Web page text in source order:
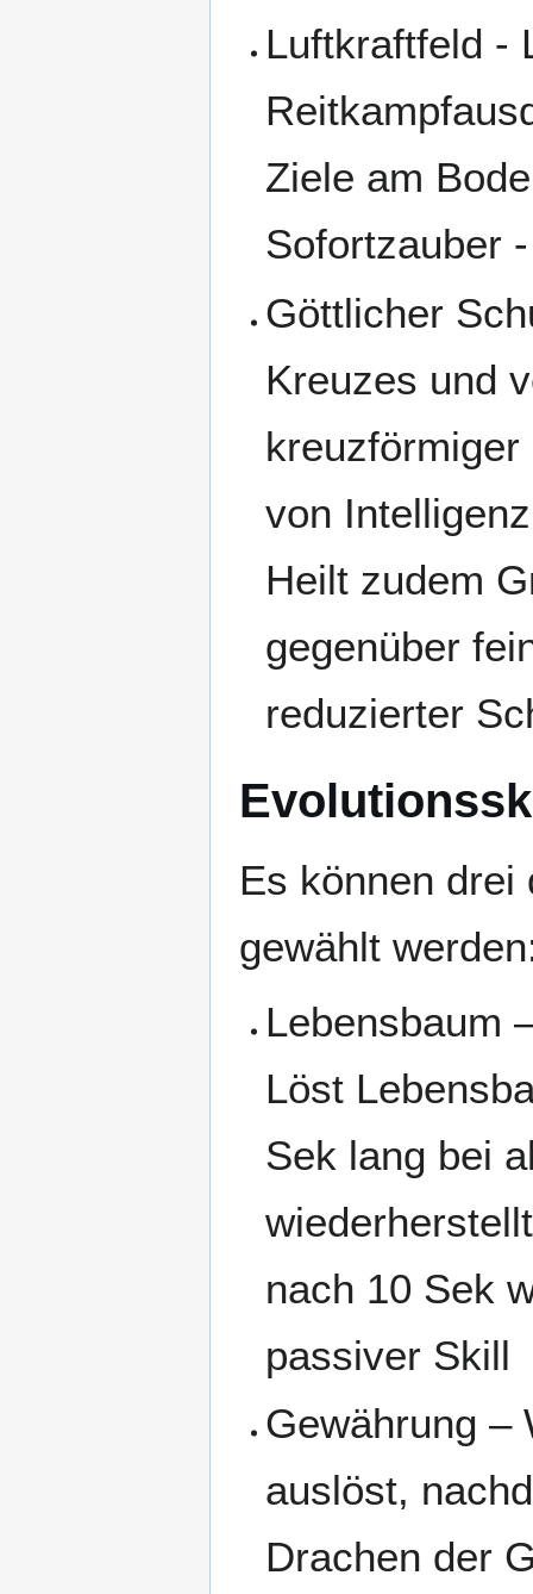
Luftkraftfeld -
Ziele am
Sofortzauber
Göttlicher
Kreuzes und
von
Heilt zudem
gegenüber
reduzierter
Es können
gewählt
Lebensbaum
Löst
Sek lang bei
nach 10 Sek
passiver Skill
Gewährung –
auslöst,
Drachen der